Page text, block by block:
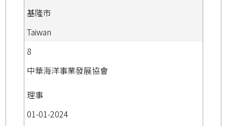
基隆市
Taiwan
8
中華海洋事業發展協會
理事
01-01-2024